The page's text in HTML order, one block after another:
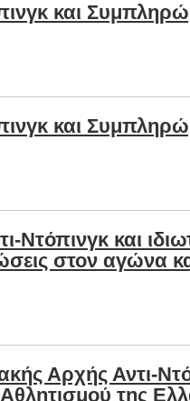
και
και
και
στον αγώνα
Αρχής Αντι-
της